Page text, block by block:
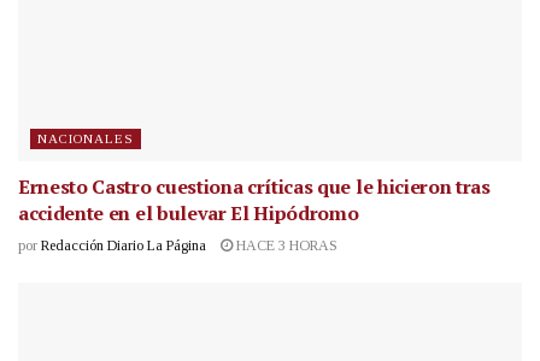
NACIONALES
Ernesto Castro cuestiona críticas que le hicieron tras
accidente en el bulevar El Hipódromo
por Redacción Diario La Página HACE 3 HORAS